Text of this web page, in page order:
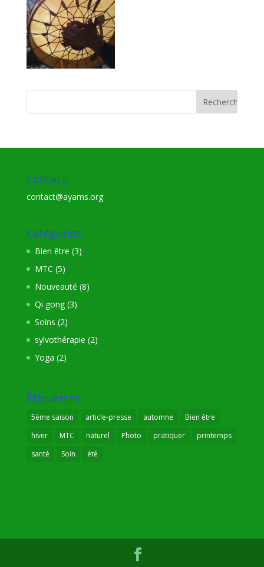
Contact:
contact@ayams.org
Catégories
Bien être (3)
MTC (5)
Nouveauté (8)
Qi gong(3)
Soins (2)
sylvothérapie (2)
Yoga (2)
Étiquettes
5ème saison article-presse automne
Bien être
hiver
MTC naturel Photo pratiquer
printemps
santé
Soin été